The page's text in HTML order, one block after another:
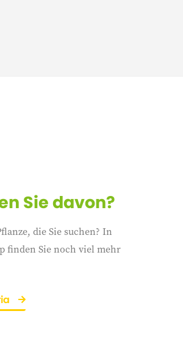
Sie davon?
die Sie suchen? In
finden Sie noch viel mehr